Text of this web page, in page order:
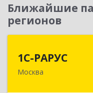
Ближайшие
регионов
1С-РАРУС
Москва127434,